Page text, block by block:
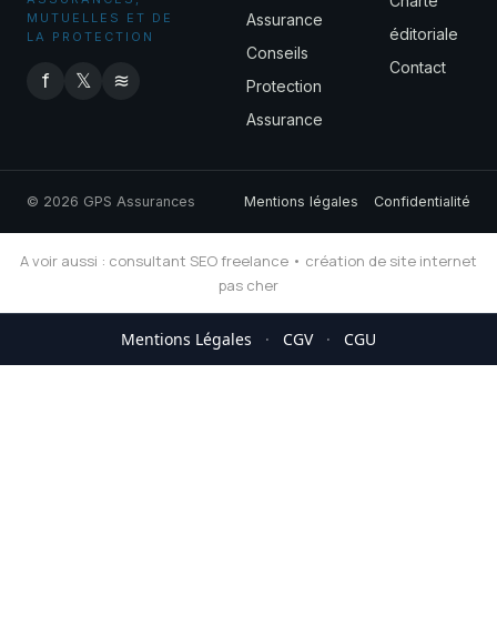
MUTUELLES ET DE
LA PROTECTION
f 𝕏 ≋
Assurance
Conseils
Protection
Assurance
éditoriale
Contact
© 2026 GPS Assurances Mentions légales Confidentialité
A voir aussi : consultant SEO freelance • création de site internet
pas cher
Mentions Légales · CGV · CGU